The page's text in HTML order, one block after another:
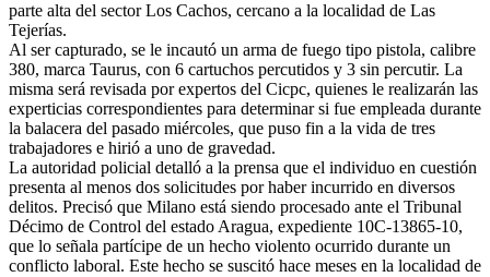
parte alta del sector Los Cachos, cercano a la localidad de Las
Tejerías.
Al ser capturado, se le incautó un arma de fuego tipo pistola, calibre
380, marca Taurus, con 6 cartuchos percutidos y 3 sin percutir. La
misma será revisada por expertos del Cicpc, quienes le realizarán las
experticias correspondientes para determinar si fue empleada durante
la balacera del pasado miércoles, que puso fin a la vida de tres
trabajadores e hirió a uno de gravedad.
La autoridad policial detalló a la prensa que el individuo en cuestión
presenta al menos dos solicitudes por haber incurrido en diversos
delitos. Precisó que Milano está siendo procesado ante el Tribunal
Décimo de Control del estado Aragua, expediente 10C-13865-10,
que lo señala partícipe de un hecho violento ocurrido durante un
conflicto laboral. Este hecho se suscitó hace meses en la localidad de